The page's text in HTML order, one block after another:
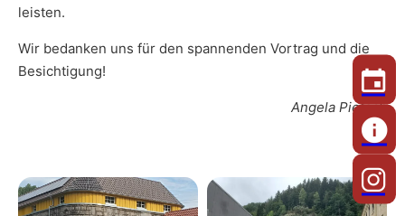
leisten.
Wir bedanken uns für den spannenden Vortrag und die
Besichtigung!
Angela Pietsch